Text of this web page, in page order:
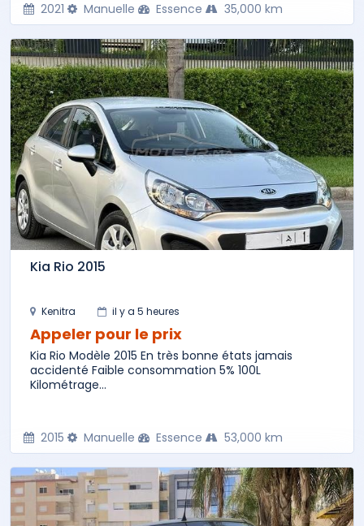
2021 Manuelle Essence 35,000 km
Kia Rio 2015
Kenitra il y a 5 heures
Appeler pour le prix
Kia Rio Modèle 2015 En très bonne états jamais
accidenté Faible consommation 5% 100L
Kilométrage...
2015 Manuelle Essence 53,000 km